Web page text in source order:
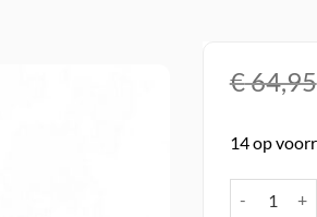
€64,95
14 op